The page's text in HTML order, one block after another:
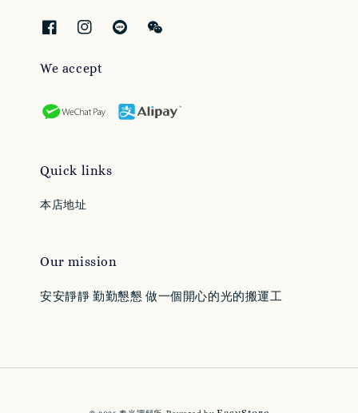
We accept
Quick links
本店地址
Our mission
安安靜靜 勤勤懇懇 做一個開心的光的搬運工